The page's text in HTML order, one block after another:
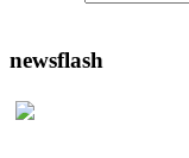
newsflash